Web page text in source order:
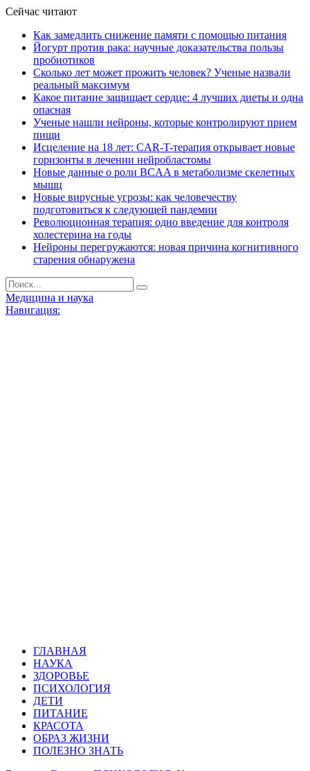
Сейчас читают
Как замедлить снижение памяти с помощью питания
Йогурт против рака: научные доказательства пользы
пробиотиков
Сколько лет может прожить человек? Ученые назвали
реальный максимум
Какое питание защищает сердце: 4 лучших диеты и одна
опасная
Ученые нашли нейроны, которые контролируют прием
пищи
Исцеление на 18 лет: CAR-T-терапия открывает новые
горизонты в лечении нейробластомы
Новые данные о роли BCAA в метаболизме скелетных
мышц
Новые вирусные угрозы: как человечеству
подготовиться к следующей пандемии
Революционная терапия: одно введение для контроля
холестерина на годы
Нейроны перегружаются: новая причина когнитивного
старения обнаружена
Медицина и наука
Навигация:
ГЛАВНАЯ
НАУКА
ЗДОРОВЬЕ
ПСИХОЛОГИЯ
ДЕТИ
ПИТАНИЕ
КРАСОТА
ОБРАЗ ЖИЗНИ
ПОЛЕЗНО ЗНАТЬ